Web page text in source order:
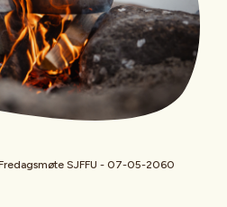
SJFFU - 07-05-2060